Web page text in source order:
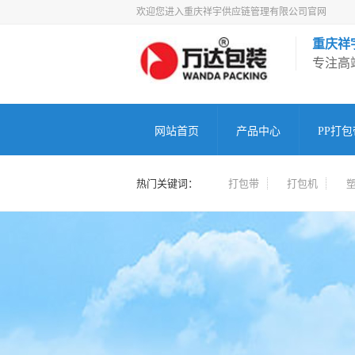
欢迎您进入重庆祥宇供应链管理有限公司官网
重庆祥
专注高
网站首页 产品中心 PP打包
热门关键词： 打包带 打包机